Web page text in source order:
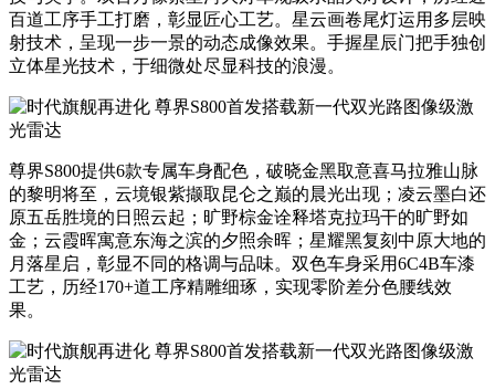
百道工序手工打磨，彰显匠心工艺。星云画卷尾灯运用多层映
射技术，呈现一步一景的动态成像效果。手握星辰门把手独创
立体星光技术，于细微处尽显科技的浪漫。
尊界S800提供6款专属车身配色，破晓金黑取意喜马拉雅山脉
的黎明将至，云境银紫撷取昆仑之巅的晨光出现 ； 凌云墨白还
原五岳胜境的日照云起 ； 旷野棕金诠释塔克拉玛干的旷野如
金 ； 云霞晖寓意东海之滨的夕照余晖 ； 星耀黑复刻中原大地的
月落星启 ， 彰显不同的格调与品味。双色车身采用6C4B车漆
工艺，历经170+道工序精雕细琢，实现零阶差分色腰线效
果。